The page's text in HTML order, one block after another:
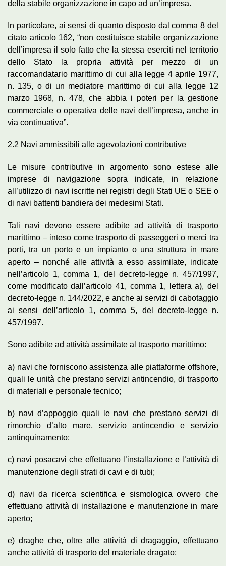
della stabile organizzazione in capo ad un’impresa.
In particolare, ai sensi di quanto disposto dal comma 8 del
citato articolo 162, “non costituisce stabile organizzazione
dell’impresa il solo fatto che la stessa eserciti nel territorio
dello Stato la propria attività per mezzo di un
raccomandatario marittimo di cui alla legge 4 aprile 1977,
n. 135, o di un mediatore marittimo di cui alla legge 12
marzo 1968, n. 478, che abbia i poteri per la gestione
commerciale o operativa delle navi dell’impresa, anche in
via continuativa”.
2.2 Navi ammissibili alle agevolazioni contributive
Le misure contributive in argomento sono estese alle
imprese di navigazione sopra indicate, in relazione
all’utilizzo di navi iscritte nei registri degli Stati UE o SEE o
di navi battenti bandiera dei medesimi Stati.
Tali navi devono essere adibite ad attività di trasporto
marittimo – inteso come trasporto di passeggeri o merci tra
porti, tra un porto e un impianto o una struttura in mare
aperto – nonché alle attività a esso assimilate, indicate
nell’articolo 1, comma 1, del decreto-legge n. 457/1997,
come modificato dall’articolo 41, comma 1, lettera a), del
decreto-legge n. 144/2022, e anche ai servizi di cabotaggio
ai sensi dell’articolo 1, comma 5, del decreto-legge n.
457/1997.
Sono adibite ad attività assimilate al trasporto marittimo:
a) navi che forniscono assistenza alle piattaforme offshore,
quali le unità che prestano servizi antincendio, di trasporto
di materiali e personale tecnico;
b) navi d’appoggio quali le navi che prestano servizi di
rimorchio d’alto mare, servizio antincendio e servizio
antinquinamento;
c) navi posacavi che effettuano l’installazione e l’attività di
manutenzione degli strati di cavi e di tubi;
d) navi da ricerca scientifica e sismologica ovvero che
effettuano attività di installazione e manutenzione in mare
aperto;
e) draghe che, oltre alle attività di dragaggio, effettuano
anche attività di trasporto del materiale dragato;